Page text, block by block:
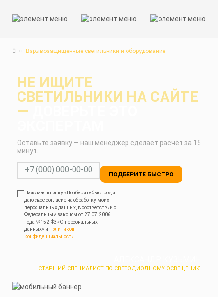
Взрывозащищенные светильники и оборудование
НЕ ИЩИТЕ
СВЕТИЛЬНИКИ НА САЙТЕ
—
Оставьте заявку — наш менеджер сделает расчёт за 15
минут.
ПОДБЕРИТЕ БЫСТРО
Нажимая кнопку «Подберите быстро», я
даю своё согласие на обработку моих
персональных данных, в соответствии с
Федеральным законом от 27.07.2006
года №152-ФЗ «О персональных
данных» и Политикой
конфиденциальности
СТАРШИЙ СПЕЦИАЛИСТ ПО СВЕТОДИОДНОМУ ОСВЕЩЕНИЮ